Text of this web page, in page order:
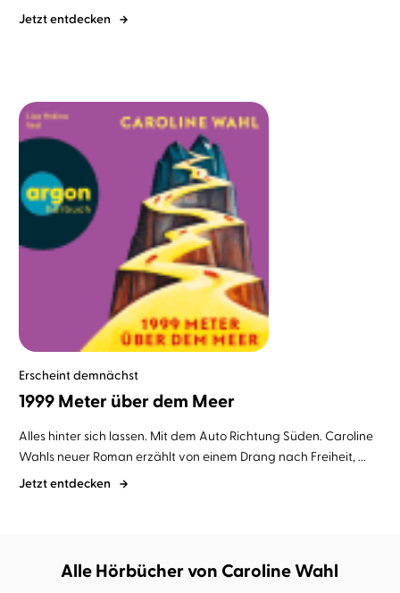
Jetzt entdecken
Erscheint demnächst
1999 Meter über dem Meer
Alles hinter sich lassen. Mit dem Auto Richtung Süden. Caroline
Wahls neuer Roman erzählt von einem Drang nach Freiheit, ...
Jetzt entdecken
Alle Hörbücher von Caroline Wahl